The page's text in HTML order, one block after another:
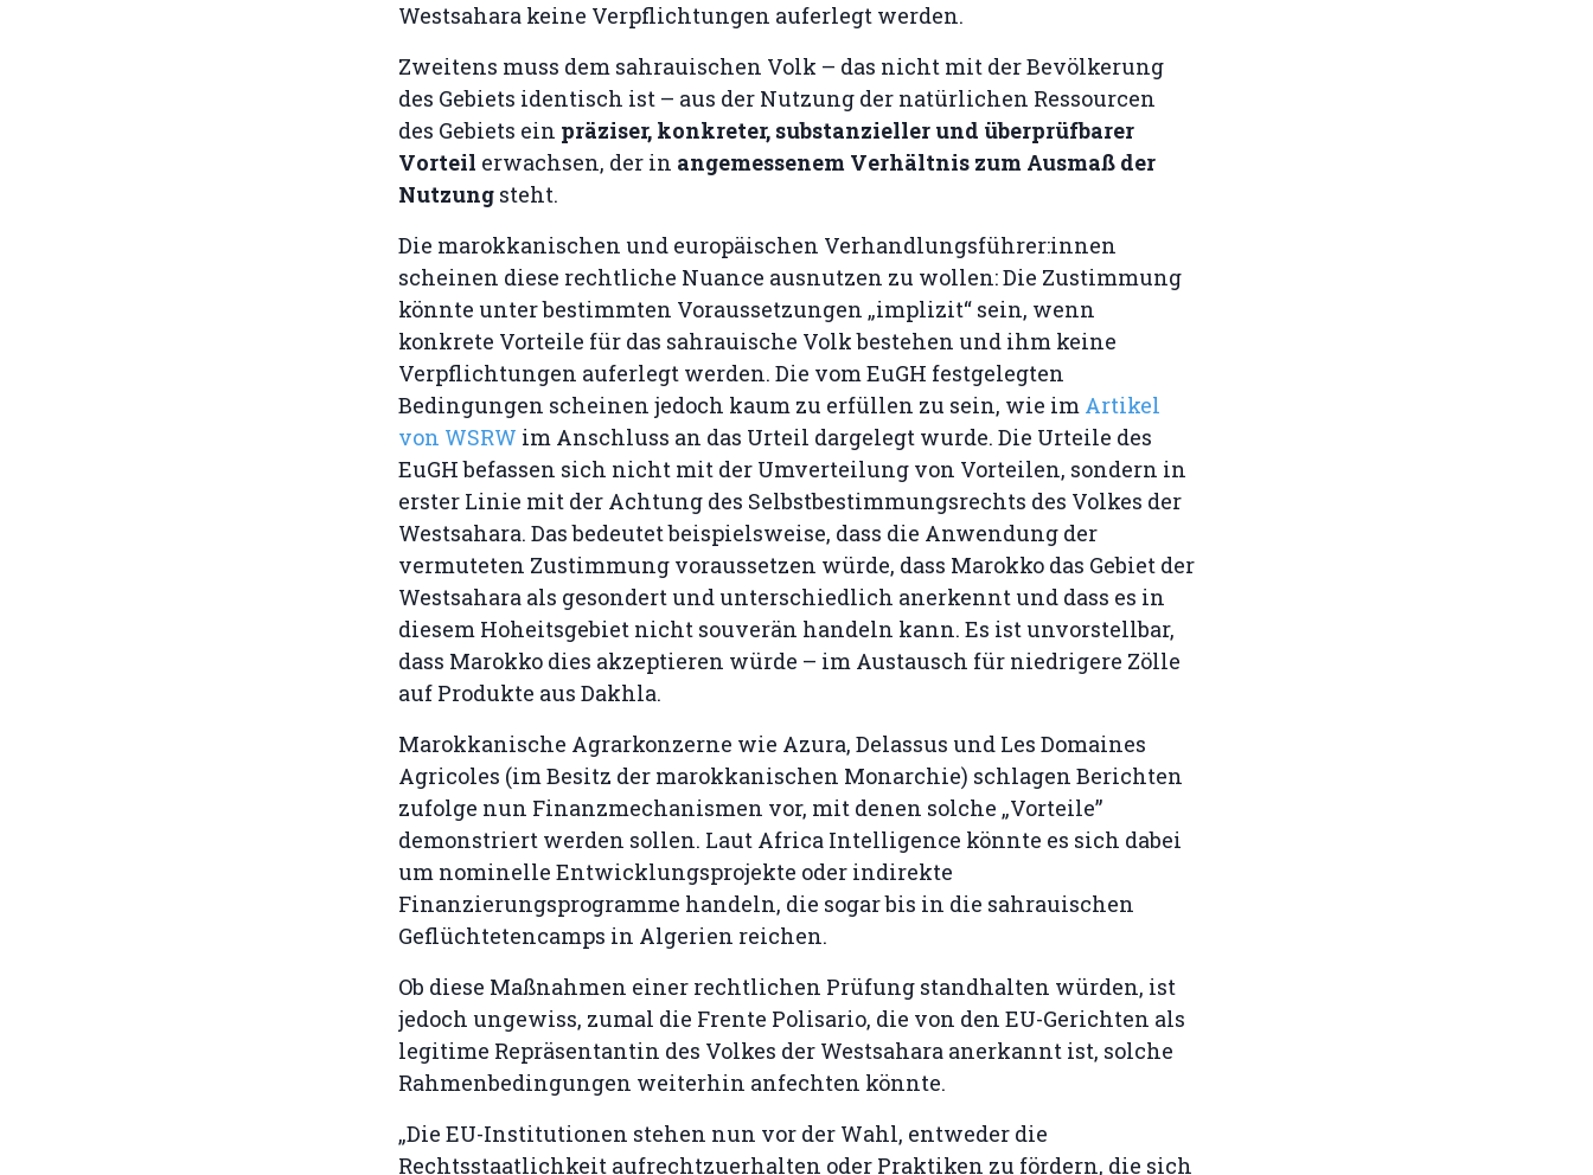
Westsahara keine Verpflichtungen auferlegt werden.
Zweitens muss dem sahrauischen Volk – das nicht mit der Bevölkerung
des Gebiets identisch ist – aus der Nutzung der natürlichen Ressourcen
des Gebiets ein präziser, konkreter, substanzieller und überprüfbarer
Vorteil erwachsen, der in angemessenem Verhältnis zum Ausmaß der
Nutzung steht.
Die marokkanischen und europäischen Verhandlungsführer:innen
scheinen diese rechtliche Nuance ausnutzen zu wollen: Die Zustimmung
könnte unter bestimmten Voraussetzungen „implizit“ sein, wenn
konkrete Vorteile für das sahrauische Volk bestehen und ihm keine
Verpflichtungen auferlegt werden. Die vom EuGH festgelegten
Bedingungen scheinen jedoch kaum zu erfüllen zu sein, wie im Artikel
von WSRW im Anschluss an das Urteil dargelegt wurde. Die Urteile des
EuGH befassen sich nicht mit der Umverteilung von Vorteilen, sondern in
erster Linie mit der Achtung des Selbstbestimmungsrechts des Volkes der
Westsahara. Das bedeutet beispielsweise, dass die Anwendung der
vermuteten Zustimmung voraussetzen würde, dass Marokko das Gebiet der
Westsahara als gesondert und unterschiedlich anerkennt und dass es in
diesem Hoheitsgebiet nicht souverän handeln kann. Es ist unvorstellbar,
dass Marokko dies akzeptieren würde – im Austausch für niedrigere Zölle
auf Produkte aus Dakhla.
Marokkanische Agrarkonzerne wie Azura, Delassus und Les Domaines
Agricoles (im Besitz der marokkanischen Monarchie) schlagen Berichten
zufolge nun Finanzmechanismen vor, mit denen solche „Vorteile”
demonstriert werden sollen. Laut Africa Intelligence könnte es sich dabei
um nominelle Entwicklungsprojekte oder indirekte
Finanzierungsprogramme handeln, die sogar bis in die sahrauischen
Geflüchtetencamps in Algerien reichen.
Ob diese Maßnahmen einer rechtlichen Prüfung standhalten würden, ist
jedoch ungewiss, zumal die Frente Polisario, die von den EU-Gerichten als
legitime Repräsentantin des Volkes der Westsahara anerkannt ist, solche
Rahmenbedingungen weiterhin anfechten könnte.
„Die EU-Institutionen stehen nun vor der Wahl, entweder die
Rechtsstaatlichkeit aufrechtzuerhalten oder Praktiken zu fördern, die sich